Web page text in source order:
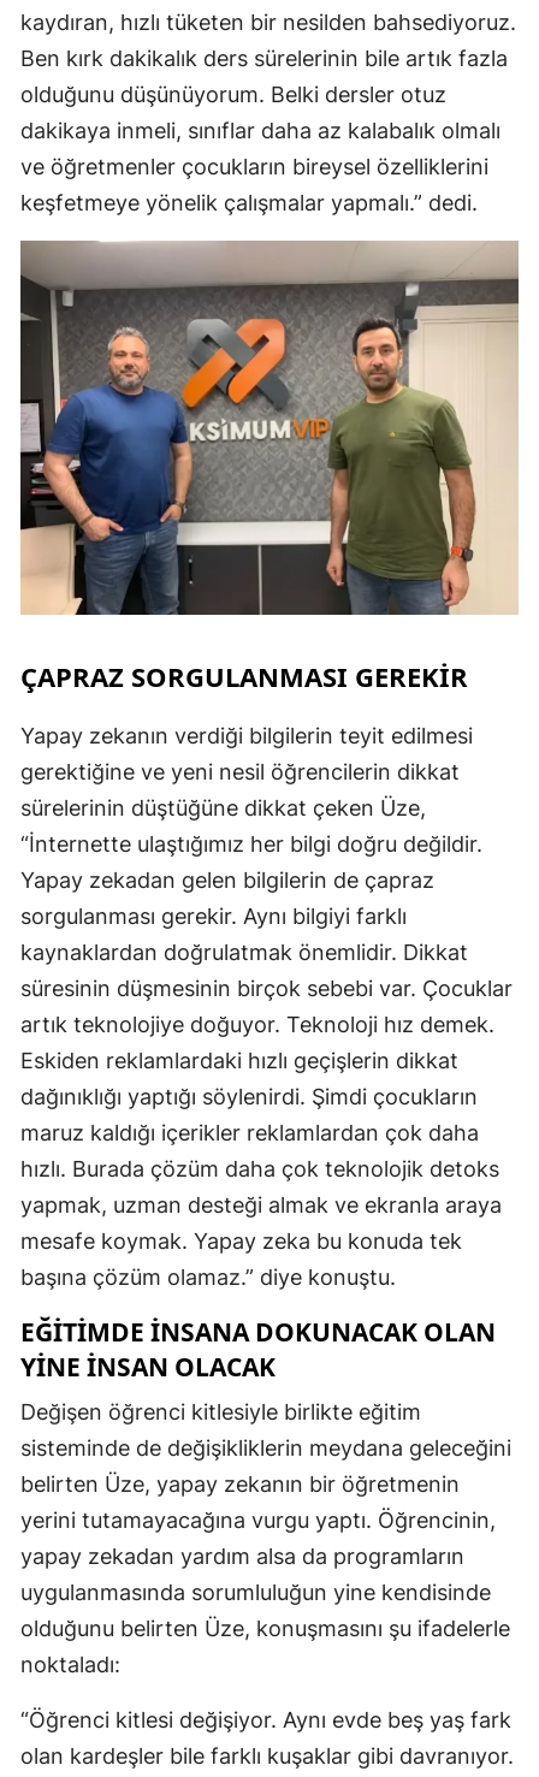
kaydıran, hızlı tüketen bir nesilden bahsediyoruz.
Ben kırk dakikalık ders sürelerinin bile artık fazla
olduğunu düşünüyorum. Belki dersler otuz
dakikaya inmeli, sınıflar daha az kalabalık olmalı
ve öğretmenler çocukların bireysel özelliklerini
keşfetmeye yönelik çalışmalar yapmalı.” dedi.
ÇAPRAZ SORGULANMASI GEREKİR
Yapay zekanın verdiği bilgilerin teyit edilmesi
gerektiğine ve yeni nesil öğrencilerin dikkat
sürelerinin düştüğüne dikkat çeken Üze,
“İnternette ulaştığımız her bilgi doğru değildir.
Yapay zekadan gelen bilgilerin de çapraz
sorgulanması gerekir. Aynı bilgiyi farklı
kaynaklardan doğrulatmak önemlidir. Dikkat
süresinin düşmesinin birçok sebebi var. Çocuklar
artık teknolojiye doğuyor. Teknoloji hız demek.
Eskiden reklamlardaki hızlı geçişlerin dikkat
dağınıklığı yaptığı söylenirdi. Şimdi çocukların
maruz kaldığı içerikler reklamlardan çok daha
hızlı. Burada çözüm daha çok teknolojik detoks
yapmak, uzman desteği almak ve ekranla araya
mesafe koymak. Yapay zeka bu konuda tek
başına çözüm olamaz.” diye konuştu.
EĞİTİMDE İNSANA DOKUNACAK OLAN
YİNE İNSAN OLACAK
Değişen öğrenci kitlesiyle birlikte eğitim
sisteminde de değişikliklerin meydana geleceğini
belirten Üze, yapay zekanın bir öğretmenin
yerini tutamayacağına vurgu yaptı. Öğrencinin,
yapay zekadan yardım alsa da programların
uygulanmasında sorumluluğun yine kendisinde
olduğunu belirten Üze, konuşmasını şu ifadelerle
noktaladı:
“Öğrenci kitlesi değişiyor. Aynı evde beş yaş fark
olan kardeşler bile farklı kuşaklar gibi davranıyor.